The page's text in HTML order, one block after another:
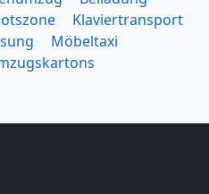
Klaviertransport
Möbeltaxi